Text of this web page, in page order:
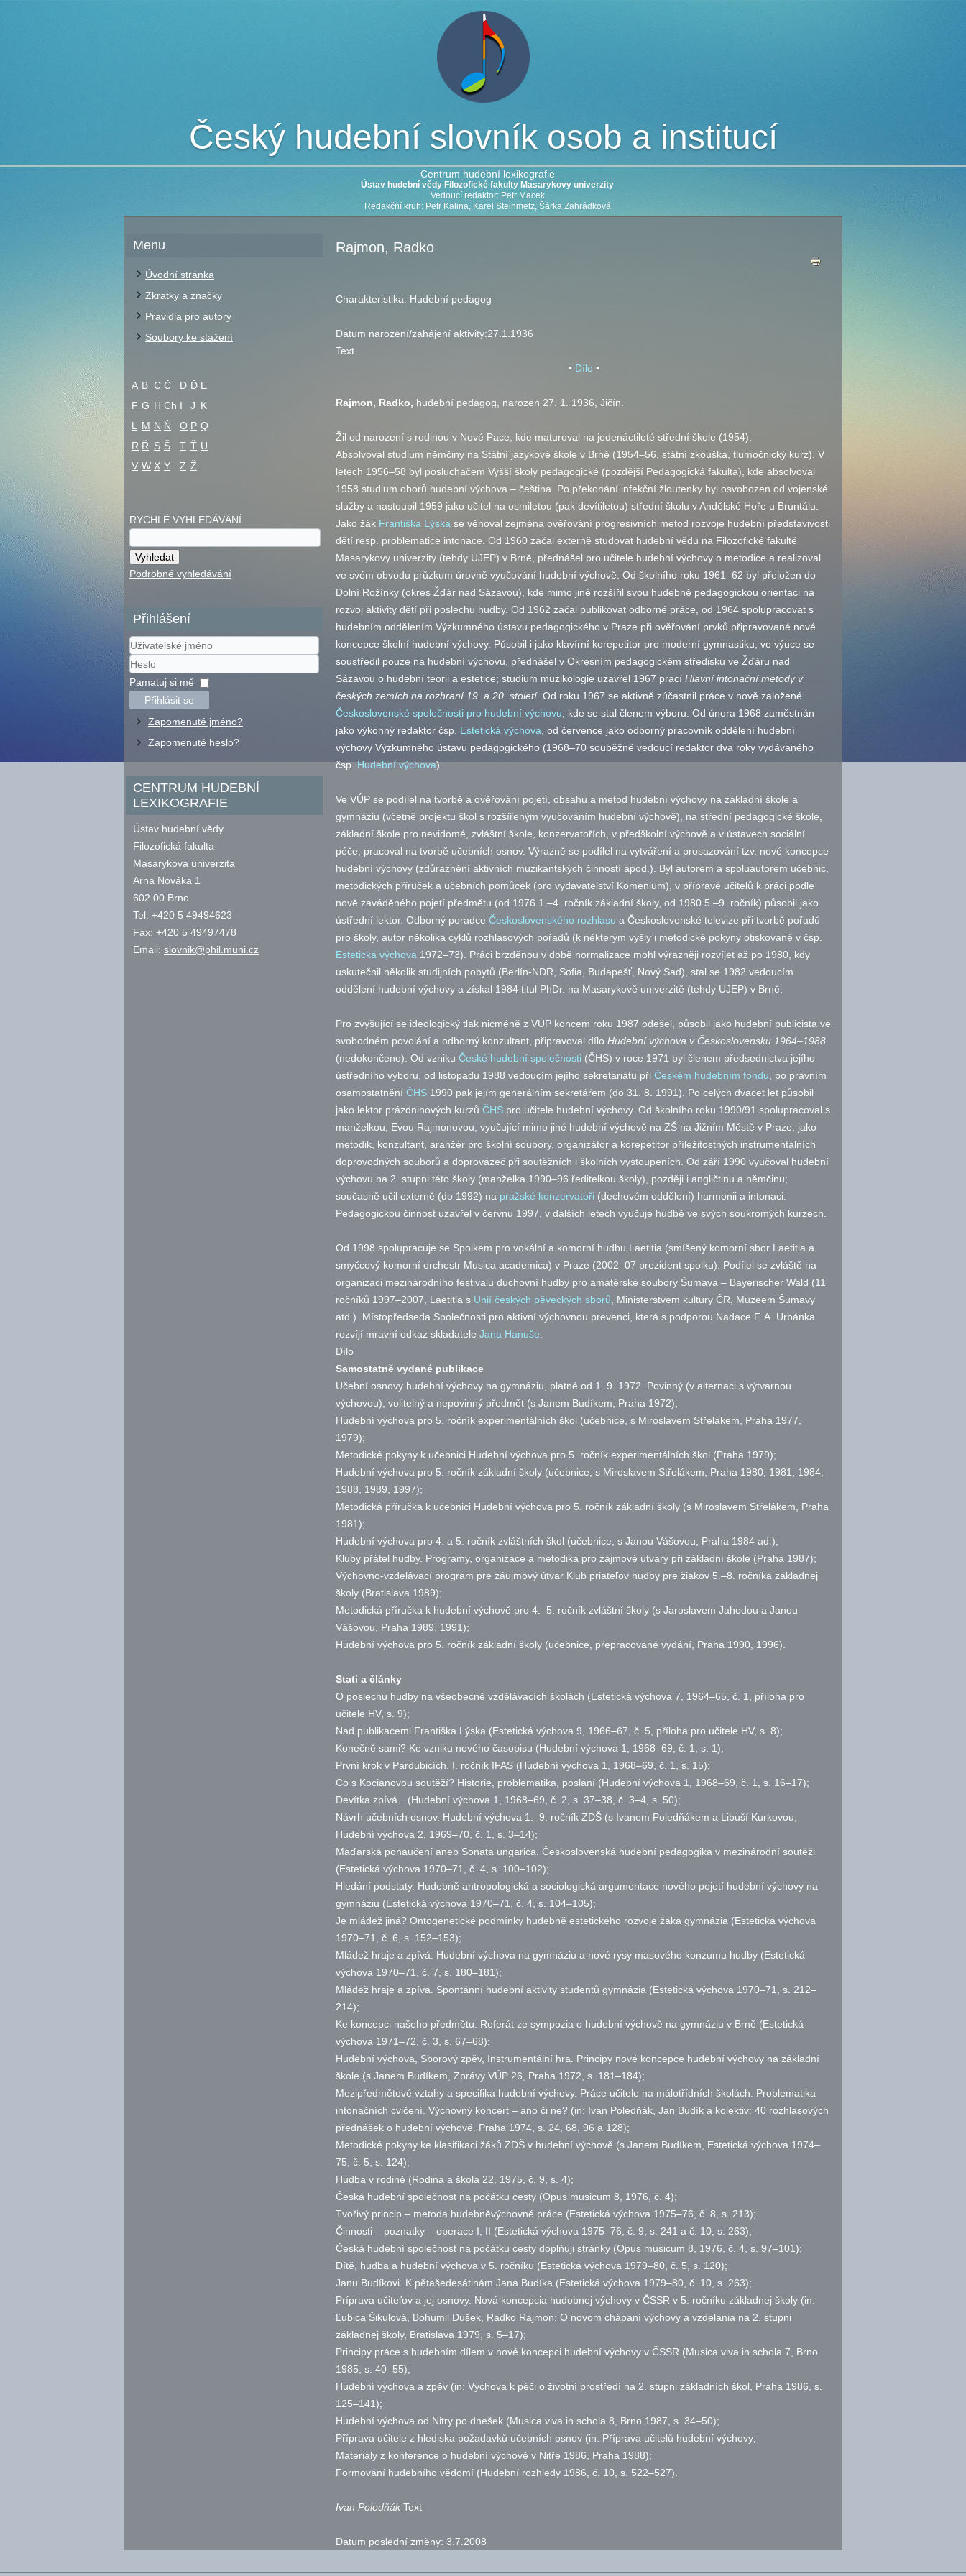
Český hudební slovník osob a institucí
Centrum hudební lexikografie
Ústav hudební vědy Filozofické fakulty Masarykovy univerzity
Vedoucí redaktor: Petr Macek
Redakční kruh: Petr Kalina, Karel Steinmetz, Šárka Zahrádková
Menu
Úvodní stránka
Zkratky a značky
Pravidla pro autory
Soubory ke stažení
A B C Č D Ď E
F G H Ch I J K
L
M N Ň O P Q
R Ř S Š T Ť U
V W X Y Z Ž
RYCHLÉ VYHLEDÁVÁNÍ
Podrobné vyhledávání
Přihlášení
Uživatelské
jméno
Heslo
Pamatuj si mě
Přihlásit se
Zapomenuté jméno?
Zapomenuté heslo?
CENTRUM HUDEBNÍ
LEXIKOGRAFIE
Ústav hudební vědy
Filozofická fakulta
Masarykova univerzita
Arna Nováka 1
602 00 Brno
Tel: +420 5 49494623
Fax: +420 5 49497478
Email: slovnik@phil.muni.cz
Rajmon, Radko
Charakteristika: Hudební pedagog
Datum narození/zahájení aktivity:27.1.1936
Text
• Dílo •
Rajmon, Radko, hudební pedagog, narozen 27. 1. 1936, Jičín.
Žil od narození s rodinou v Nové Pace, kde maturoval na jedenáctileté střední škole (1954).
Absolvoval studium němčiny na Státní jazykové škole v Brně (1954–56, státní zkouška, tlumočnický kurz). V
letech 1956–58 byl posluchačem Vyšší školy pedagogické (pozdější Pedagogická fakulta), kde absolvoval
1958 studium oborů hudební výchova – čeština. Po překonání infekční žloutenky byl osvobozen od vojenské
služby a nastoupil 1959 jako učitel na osmiletou (pak devítiletou) střední školu v Andělské Hoře u Bruntálu.
Jako žák Františka Lýska se věnoval zejména ověřování progresivních metod rozvoje hudební představivosti
dětí resp.
problematice intonace. Od 1960 začal externě studovat hudební vědu na Filozofické fakultě
Masarykovy univerzity (tehdy UJEP) v Brně, přednášel pro učitele hudební výchovy o metodice a realizoval
ve svém obvodu průzkum úrovně vyučování hudební výchově. Od školního roku 1961–62 byl přeložen do
Dolní Rožínky (okres Žďár nad Sázavou), kde mimo jiné rozšířil svou hudebně pedagogickou orientaci na
rozvoj aktivity dětí při poslechu hudby. Od 1962 začal publikovat odborné práce, od 1964 spolupracovat s
hudebním oddělením Výzkumného ústavu pedagogického v Praze při ověřování prvků připravované nové
koncepce školní hudební výchovy. Působil i jako klavírní korepetitor pro moderní gymnastiku, ve výuce se
soustředil pouze na hudební výchovu, přednášel v Okresním pedagogickém středisku ve Žďáru nad
Sázavou o hudební teorii a estetice; studium muzikologie uzavřel 1967 prací Hlavní intonační metody v
českých zemích na rozhraní 19. a 20. století. Od roku 1967 se aktivně zúčastnil práce v nově založené
Československé společnosti pro hudební výchovu , kde se stal členem výboru. Od února 1968 zaměstnán
jako výkonný redaktor čsp. Estetická výchova , od července jako odborný pracovník oddělení hudební
výchovy Výzkumného ústavu pedagogického (1968–70 souběžně vedoucí redaktor dva roky vydávaného
čsp.Hudební výchova).
Ve VÚP se podílel na tvorbě a ověřování pojetí, obsahu a metod hudební výchovy na základní škole a
gymnáziu (včetně projektu škol s rozšířeným vyučováním hudební výchově), na střední pedagogické škole,
základní škole pro nevidomé, zvláštní škole, konzervatořích, v předškolní výchově a v ústavech sociální
péče, pracoval na tvorbě učebních osnov. Výrazně se podílel na vytváření a prosazování tzv. nové koncepce
hudební výchovy (zdůraznění aktivních muzikantských činností apod. ). Byl autorem a spoluautorem učebnic,
metodických příruček a učebních pomůcek (pro vydavatelství Komenium), v přípravě učitelů k práci podle
nově zaváděného pojetí předmětu (od 1976 1.–4. ročník základní školy, od 1980 5.–9. ročník) působil jako
ústřední lektor. Odborný poradce Československého rozhlasu a Československé televize při tvorbě pořadů
pro školy, autor několika cyklů rozhlasových pořadů (k některým vyšly i metodické pokyny otiskované v čsp.
Estetická výchova 1972–73). Práci brzděnou v době normalizace mohl výrazněji rozvíjet až po 1980, kdy
uskutečnil několik studijních pobytů (Berlín-NDR, Sofia, Budapešť, Nový Sad), stal se 1982 vedoucím
oddělení hudební výchovy a získal 1984 titul PhDr. na Masarykově univerzitě (tehdy UJEP) v Brně.
Pro zvyšující se ideologický tlak nicméně z VÚP koncem roku 1987 odešel, působil jako hudební publicista ve
svobodném povolání a odborný konzultant, připravoval dílo Hudební výchova v Československu 1964–1988
(nedokončeno). Od vzniku České hudební společnosti (ČHS) v roce 1971 byl členem předsednictva jejího
ústředního výboru, od listopadu 1988 vedoucím jejího sekretariátu při Českém hudebním fondu , po právním
osamostatnění ČHS 1990 pak jejím generálním sekretářem (do 31. 8. 1991). Po celých dvacet let působil
jako lektor prázdninových kurzů ČHS pro učitele hudební výchovy. Od školního roku 1990/91 spolupracoval s
manželkou, Evou Rajmonovou, vyučující mimo jiné hudební výchově na ZŠ na Jižním Městě v Praze, jako
metodik, konzultant, aranžér pro školní soubory, organizátor a korepetitor příležitostných instrumentálních
doprovodných souborů a doprovázeč při soutěžních i školních vystoupeních. Od září 1990 vyučoval hudební
výchovu na 2. stupni této školy (manželka 1990–96 ředitelkou školy), později i angličtinu a němčinu;
současně učil externě (do 1992) na pražské konzervatoři (dechovém oddělení) harmonii a intonaci.
Pedagogickou činnost uzavřel v červnu 1997, v dalších letech vyučuje hudbě ve svých soukromých kurzech.
Od 1998 spolupracuje se Spolkem pro vokální a komorní hudbu Laetitia (smíšený komorní sbor Laetitia a
smyčcový komorní orchestr Musica academica) v Praze (2002–07 prezident spolku). Podílel se zvláště na
organizaci mezinárodního festivalu duchovní hudby pro amatérské soubory Šumava – Bayerischer Wald (11
ročníků 1997–2007, Laetitia s Unií českých pěveckých sborů , Ministerstvem kultury ČR, Muzeem Šumavy
atd. ). Místopředseda Společnosti pro aktivní výchovnou prevenci, která s podporou Nadace F. A. Urbánka
rozvíjí mravní odkaz skladatele Jana Hanuše
Dílo
Samostatně vydané publikace
Učební osnovy hudební výchovy na gymnáziu, platné od 1. 9. 1972. Povinný (v alternaci s výtvarnou
výchovou), volitelný a nepovinný předmět (s Janem Budíkem, Praha 1972);
Hudební výchova pro 5. ročník experimentálních škol (učebnice, s Miroslavem Střelákem, Praha 1977,
1979);
Metodické pokyny k učebnici Hudební výchova pro 5. ročník experimentálních škol (Praha 1979);
Hudební výchova pro 5. ročník základní školy (učebnice, s Miroslavem Střelákem, Praha 1980, 1981, 1984,
1988, 1989, 1997);
Metodická příručka k učebnici Hudební výchova pro 5. ročník základní školy (s Miroslavem Střelákem, Praha
1981);
Hudební výchova pro 4. a 5. ročník zvláštních škol (učebnice, s Janou Vášovou, Praha 1984 ad.);
Kluby přátel hudby. Programy, organizace a metodika pro zájmové útvary při základní škole (Praha 1987);
Výchovno-vzdelávací program pre záujmový útvar Klub priateľov hudby pre žiakov 5.–8. ročníka základnej
školy (Bratislava 1989);
Metodická příručka k hudební výchově pro 4.–5. ročník zvláštní školy (s Jaroslavem Jahodou a Janou
Vášovou, Praha 1989, 1991);
Hudební výchova pro 5. ročník základní školy (učebnice, přepracované vydání, Praha 1990, 1996).
Stati a články
O poslechu hudby na všeobecně vzdělávacích školách (Estetická výchova 7, 1964–65, č. 1, příloha pro
učitele HV, s. 9);
Nad publikacemi Františka Lýska (Estetická výchova 9, 1966–67, č. 5, příloha pro učitele HV, s. 8);
Konečně sami? Ke vzniku nového časopisu (Hudební výchova 1, 1968–69, č. 1, s. 1);
První krok v Pardubicích. I. ročník IFAS (Hudební výchova 1, 1968–69, č. 1, s. 15);
Co s Kocianovou soutěží? Historie, problematika, poslání (Hudební výchova 1, 1968–69, č. 1, s. 16–17);
Devítka zpívá…(Hudební výchova 1, 1968–69, č. 2, s. 37–38, č. 3–4, s. 50);
Návrh učebních osnov. Hudební výchova 1.–9. ročník ZDŠ (s Ivanem Poledňákem a Libuší Kurkovou,
Hudební výchova 2, 1969–70, č. 1, s. 3–14);
Maďarská ponaučení aneb Sonata ungarica. Československá hudební pedagogika v mezinárodní soutěži
(Estetická výchova 1970–71, č. 4, s. 100–102);
Hledání podstaty. Hudebně antropologická a sociologická argumentace nového pojetí hudební výchovy na
gymnáziu (Estetická výchova 1970–71, č. 4, s. 104–105);
Je mládež jiná? Ontogenetické podmínky hudebně estetického rozvoje žáka gymnázia (Estetická výchova
1970–71, č. 6, s. 152–153);
Mládež hraje a zpívá. Hudební výchova na gymnáziu a nové rysy masového konzumu hudby (Estetická
výchova 1970–71, č. 7, s. 180–181);
Mládež hraje a zpívá. Spontánní hudební aktivity studentů gymnázia (Estetická výchova 1970–71,
s. 212–
214);
Ke koncepci našeho předmětu. Referát ze sympozia o hudební výchově na gymnáziu v Brně (Estetická
výchova 1971–72, č. 3, s. 67–68);
Hudební výchova, Sborový zpěv, Instrumentální hra. Principy nové koncepce hudební výchovy na základní
škole (s Janem Budíkem, Zprávy VÚP 26, Praha 1972, s. 181–184);
Mezipředmětové vztahy a specifika hudební výchovy. Práce učitele na málotřídních školách. Problematika
intonačních cvičení. Výchovný koncert – ano či ne? (in: Ivan Poledňák, Jan Budík a kolektiv: 40 rozhlasových
přednášek o hudební výchově. Praha 1974, s. 24, 68, 96 a 128);
Metodické pokyny ke klasifikaci žáků ZDŠ v hudební výchově (s Janem Budíkem, Estetická výchova 1974–
75, č. 5, s. 124);
Hudba v rodině (Rodina a škola 22, 1975, č. 9, s. 4);
Česká hudební společnost na počátku cesty (Opus musicum 8, 1976, č. 4);
Tvořivý princip – metoda hudebněvýchovné práce (Estetická výchova 1975–76, č. 8, s. 213);
Činnosti – poznatky – operace I, II (Estetická výchova 1975–76, č. 9, s. 241 a č. 10, s. 263);
Česká hudební společnost na počátku cesty doplňuji stránky (Opus musicum 8, 1976, č. 4, s. 97–101);
Dítě, hudba a hudební výchova v 5. ročníku (Estetická výchova 1979–80, č. 5, s. 120);
Janu Budíkovi. K pětašedesátinám Jana Budíka (Estetická výchova 1979–80, č. 10, s. 263);
Príprava učiteľov a jej osnovy. Nová koncepcia hudobnej výchovy v ČSSR v 5. ročníku základnej školy (in:
Ľubica Šikulová, Bohumil Dušek, Radko Rajmon: O novom chápaní výchovy a vzdelania na 2. stupni
základnej školy, Bratislava 1979, s. 5–17);
Principy práce s hudebním dílem v nové koncepci hudební výchovy v ČSSR (Musica viva in schola 7, Brno
1985, s. 40–55);
Hudební výchova a zpěv (in: Výchova k péči o životní prostředí na 2. stupni základních škol, Praha 1986, s.
125–141);
Hudební výchova od Nitry po dnešek (Musica viva in schola 8, Brno 1987, s. 34–50);
Příprava učitele z hlediska požadavků učebních osnov (in: Příprava učitelů hudební výchovy;
Materiály z konference o hudební výchově v Nitře 1986, Praha 1988);
Formování hudebního vědomí (Hudební rozhledy 1986, č. 10, s. 522–527).
Ivan Poledňák Text
Datum poslední změny: 3.7.2008